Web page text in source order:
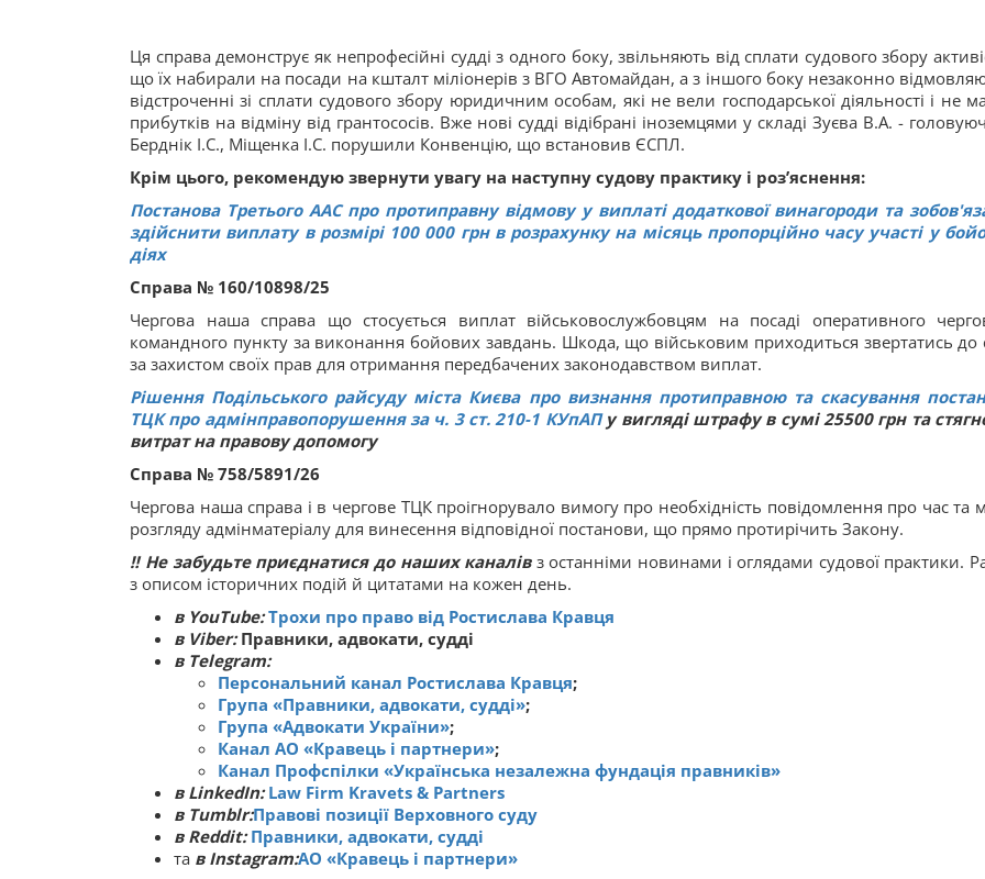
Ця справа демонструє як непрофесійні судді з одного боку, звільняють від сплати судового збору
що їх набирали на посади на кшталт міліонерів з ВГО Автомайдан, а з іншого боку незаконно
відстроченні зі сплати судового збору юридичним особам, які не вели господарської діяльності і не
прибутків на відміну від грантососів. Вже нові судді відібрані іноземцями у складі Зуєва В.А. -
Берднік І.С., Міщенка І.С. порушили Конвенцію, що встановив ЄСПЛ.
Крім цього, рекомендую звернути увагу на наступну судову практику і роз’яснення:
Постанова Третього ААС про протиправну відмову у виплаті додаткової винагороди та
здійснити виплату в розмірі 100 000 грн в розрахунку на місяць пропорційно часу участі у
діях
Справа № 160/10898/25
Чергова наша справа що стосується виплат військовослужбовцям на посаді оперативного
командного пункту за виконання бойових завдань. Шкода, що військовим приходиться звертатись до
за захистом своїх прав для отримання передбачених законодавством виплат.
Рішення Подільського райсуду міста Києва про визнання протиправною та скасування
ТЦК про адмінправопорушення за ч. 3 ст. 210-1 КУпАПу вигляді штрафу в сумі 25500 грн та
витрат на правову допомогу
Справа № 758/5891/26
Чергова наша справа і в чергове ТЦК проігнорувало вимогу про необхідність повідомлення про час та
розгляду адмінматеріалу для винесення відповідної постанови, що прямо протирічить Закону.
‼ Не забудьте приєднатися до наших каналівз останніми новинами і оглядами судової практики.
з описом історичних подій й цитатами на кожен день.
в YouTube:Трохи про право від Ростислава Кравця
в Viber: Правники, адвокати, судді
в Telegram:
Персональний канал Ростислава Кравця;
Група «Правники, адвокати, судді»;
Група «Адвокати України»;
Канал АО «Кравець і партнери»;
Канал Профспілки «Українська незалежна фундація правників»
в LinkedIn:Law Firm Kravets & Partners
в Tumblr:Правові позиції Верховного суду
в Reddit:Правники, адвокати, судді
та в Instagram:АО «Кравець і партнери»